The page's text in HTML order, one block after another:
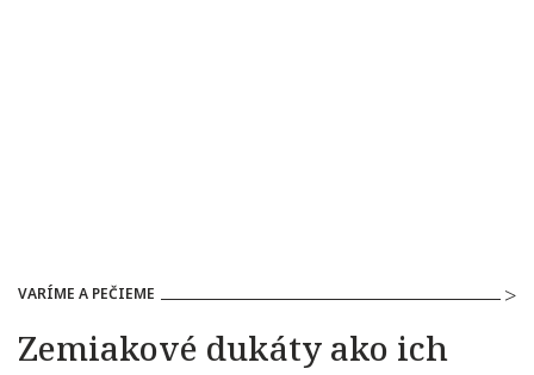
VARÍME A PEČIEME